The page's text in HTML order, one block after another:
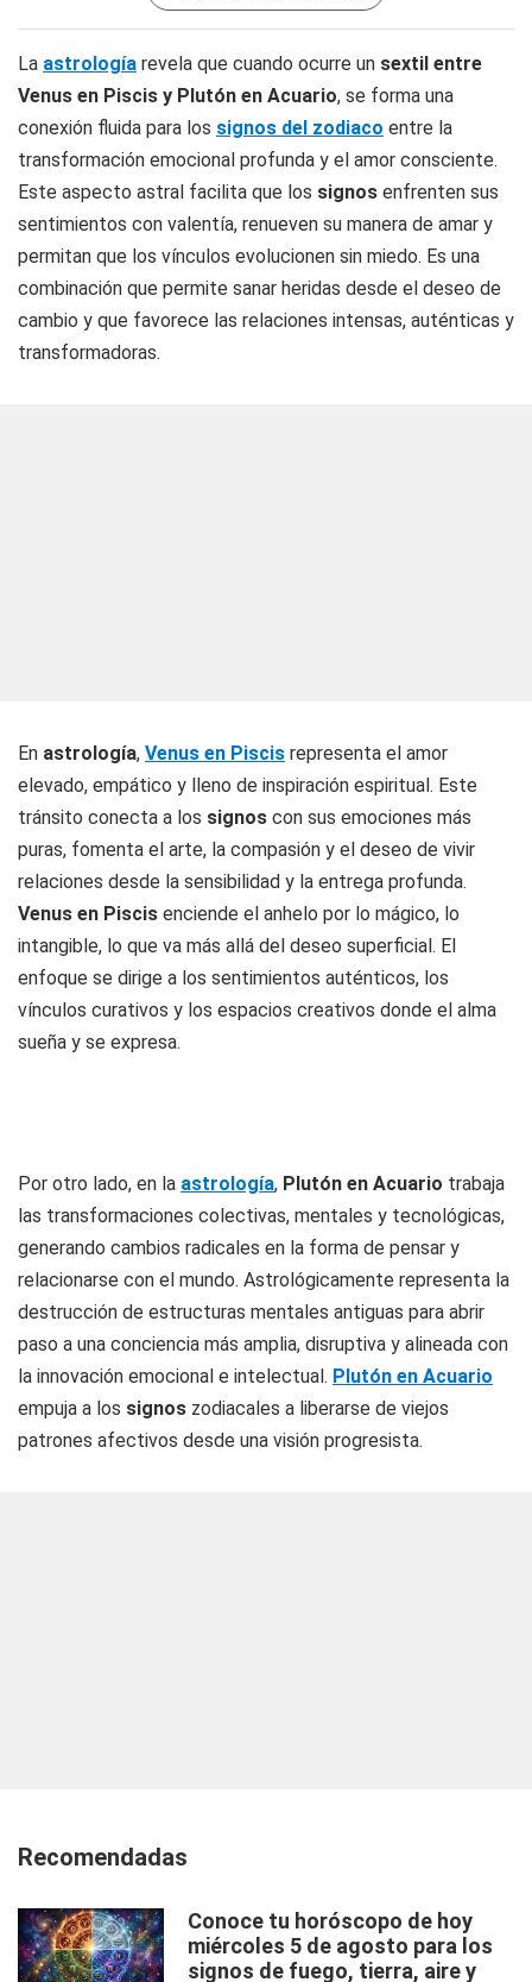
La astrología revela que cuando ocurre un sextil entre
Venus en Piscis y Plutón en Acuario, se forma una
conexión fluida para los signos del zodiaco entre la
transformación emocional profunda y el amor consciente.
Este aspecto astral facilita que los signos enfrenten sus
sentimientos con valentía, renueven su manera de amar y
permitan que los vínculos evolucionen sin miedo. Es una
combinación que permite sanar heridas desde el deseo de
cambio y que favorece las relaciones intensas, auténticas y
transformadoras.
En astrología, Venus en Piscis representa el amor
elevado, empático y lleno de inspiración espiritual. Este
tránsito conecta a los signos con sus emociones más
puras, fomenta el arte, la compasión y el deseo de vivir
relaciones desde la sensibilidad y la entrega profunda.
Venus en Piscis enciende el anhelo por lo mágico, lo
intangible, lo que va más allá del deseo superficial. El
enfoque se dirige a los sentimientos auténticos, los
vínculos curativos y los espacios creativos donde el alma
sueña y se expresa.
Por otro lado, en la astrología, Plutón en Acuario trabaja
las transformaciones colectivas, mentales y tecnológicas,
generando cambios radicales en la forma de pensar y
relacionarse con el mundo. Astrológicamente representa la
destrucción de estructuras mentales antiguas para abrir
paso a una conciencia más amplia, disruptiva y alineada con
la innovación emocional e intelectual. Plutón en Acuario
empuja a los signos zodiacales a liberarse de viejos
patrones afectivos desde una visión progresista.
Recomendadas
Conoce tu horóscopo de hoy
miércoles 5 de agosto para los
signos de fuego, tierra, aire y